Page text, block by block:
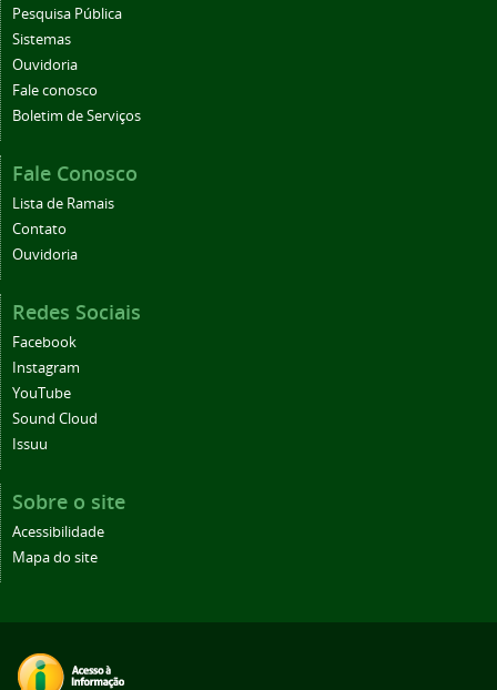
Pesquisa Pública
Sistemas
Ouvidoria
Fale conosco
Boletim de Serviços
Fale Conosco
Lista de Ramais
Contato
Ouvidoria
Redes Sociais
Facebook
Instagram
YouTube
Sound Cloud
Issuu
Sobre o site
Acessibilidade
Mapa do site